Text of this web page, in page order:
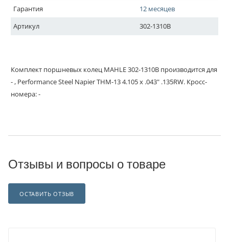
Гарантия
12 месяцев
Артикул
302-1310B
Комплект поршневых колец MAHLE 302-1310B производится для
- , Performance Steel Napier THM-13 4.105 x .043" .135RW. Кросс-
номера: -
Отзывы и вопросы о товаре
ОСТАВИТЬ ОТЗЫВ